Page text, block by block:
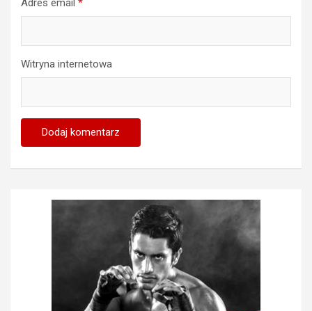
Adres email *
Witryna internetowa